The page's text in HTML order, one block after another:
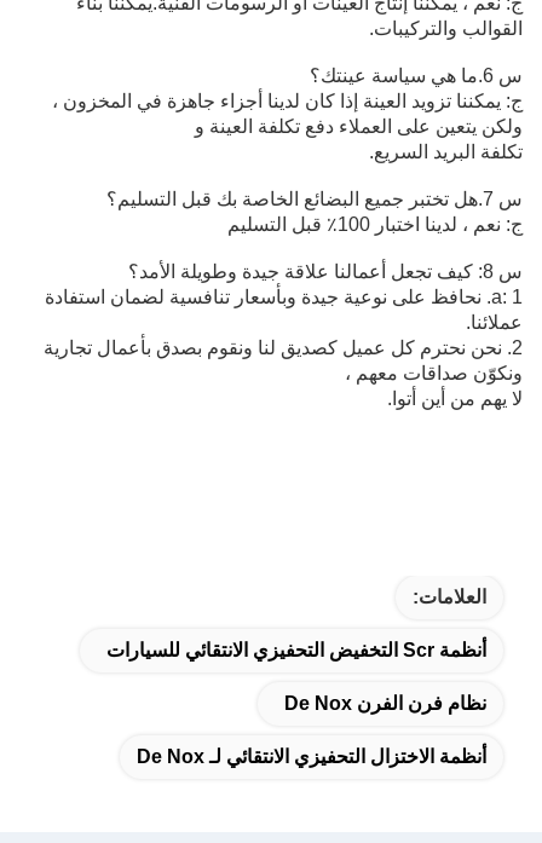
القوالب والتركيبات.
س 6.ما هي سياسة عينتك؟
ج: يمكننا تزويد العينة إذا كان لدينا أجزاء جاهزة في المخزون ،
ولكن يتعين على العملاء دفع تكلفة العينة و
تكلفة البريد السريع.
س 7.هل تختبر جميع البضائع الخاصة بك قبل التسليم؟
ج: نعم ، لدينا اختبار 100٪ قبل التسليم
س 8: كيف تجعل أعمالنا علاقة جيدة وطويلة الأمد؟
a: 1. نحافظ على نوعية جيدة وبأسعار تنافسية لضمان استفادة
عملائنا.
2. نحن نحترم كل عميل كصديق لنا ونقوم بصدق بأعمال تجارية
ونكوّن صداقات معهم ،
لا يهم من أين أتوا.
العلامات:
أنظمة Scr التخفيض التحفيزي الانتقائي للسيارات
نظام فرن الفرن De Nox
أنظمة الاختزال التحفيزي الانتقائي لـ De Nox